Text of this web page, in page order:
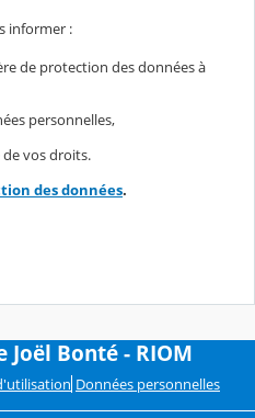
informer :
de protection des données à
personnelles,
de vos droits.
des données.
Bonté - RIOM
Données personnelles